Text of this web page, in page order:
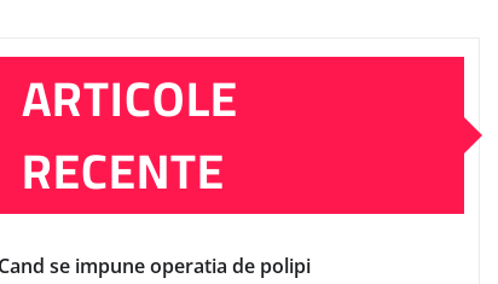
ARTICOLE
RECENTE
Cand se impune operatia de polipi